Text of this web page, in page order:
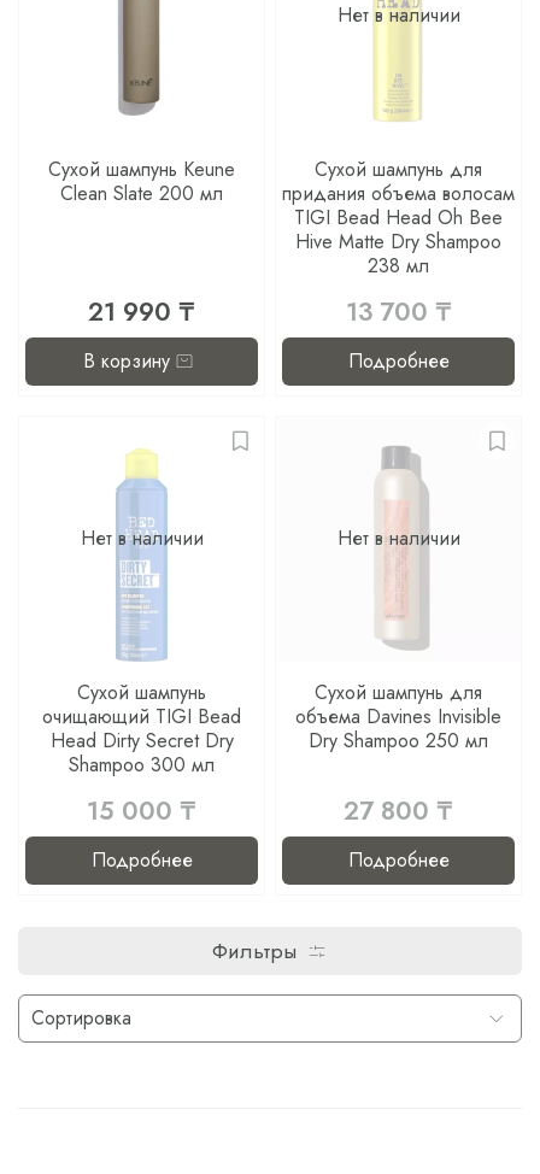
Сухой шампунь Keune
Clean Slate 200 мл
21 990 ₸
В корзину
Нет в наличии
Сухой шампунь для
придания объема волосам
TIGI Bead Head Oh Bee
Hive Matte Dry Shampoo
238 мл
13 700 ₸
Подробнее
Нет в наличии
Сухой шампунь
очищающий TIGI Bead
Head Dirty Secret Dry
Shampoo 300 мл
15 000 ₸
Подробнее
Нет в наличии
Сухой шампунь для
объема Davines Invisible
Dry Shampoo 250 мл
27 800 ₸
Подробнее
Фильтры